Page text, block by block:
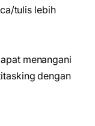
tulis lebih
menangani
dengan